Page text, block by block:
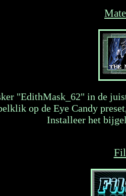
"EdithMask_62" in de
op de Eye Candy
Installeer het